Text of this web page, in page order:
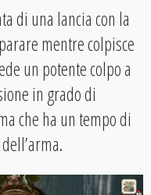
di una lancia con la
mentre colpisce
un potente colpo a
in grado di
che ha un tempo di